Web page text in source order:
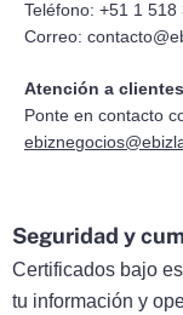
Teléfono: +51 1 518
Correo:
Atención a
Ponte en contacto
Seguridad y
Certificados bajo
tu información y